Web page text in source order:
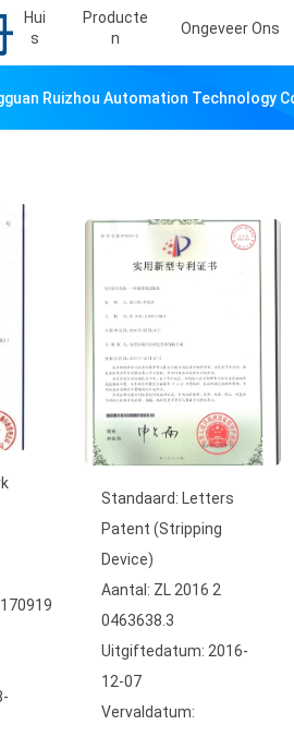
Hui
S
Producte
N
Ongeveer Ons
Ruizhou Automation Technology
Standaard: Letters
Patent (Stripping
Device)
Aantal: ZL 2016 2
0463638.3
Uitgiftedatum: 2016-
12-07
Vervaldatum: